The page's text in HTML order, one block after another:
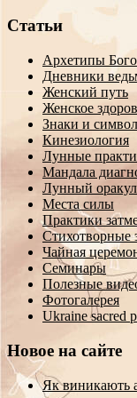
Статьи
Архетипы
Дневники
Женский путь
Женское
Знаки и
Кинезиология
Лунные
Мандала
Лунный оракул
Места силы
Практики
Стихотворные
Чайная
Семинары
Полезные
Фотогалерея
Ukraine sacred
Новое на сайте
Як виникають